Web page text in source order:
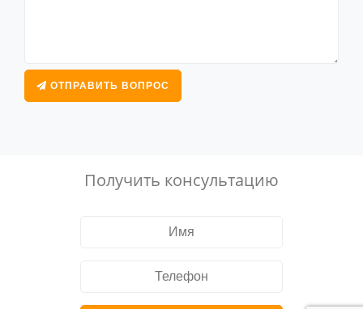
ОТПРАВИТЬ ВОПРОС
Получить консультацию